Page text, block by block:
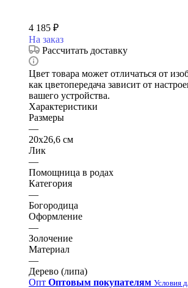
4 185 ₽
На заказ
Рассчитать доставку
Цвет товара может отличаться от
как цветопередача зависит от
вашего устройства.
Характеристики
Размеры
—
20х26,6 см
Лик
—
Помощница в родах
Категория
—
Богородица
Оформление
—
Золочение
Материал
—
Дерево (липа)
Опт Оптовым покупателям Условия